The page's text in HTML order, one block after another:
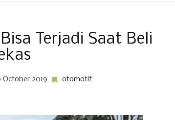
Terjadi Saat Beli
October 2019 otomotif